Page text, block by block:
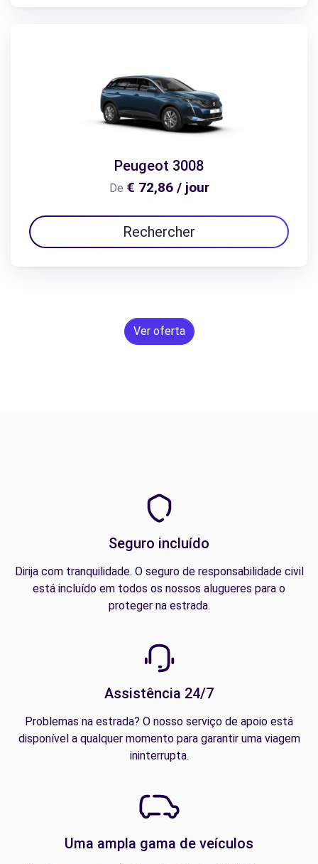
Peugeot 3008
De € 72,86 / jour
Rechercher
Ver oferta
Seguro incluído
Dirija com tranquilidade. O seguro de responsabilidade civil
está incluído em todos os nossos alugueres para o
proteger na estrada.
Assistência 24/7
Problemas na estrada? O nosso serviço de apoio está
disponível a qualquer momento para garantir uma viagem
ininterrupta.
Uma ampla gama de veículos